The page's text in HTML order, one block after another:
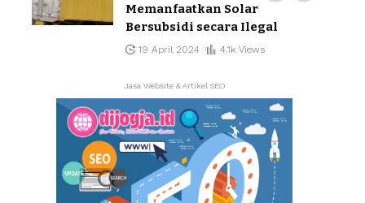
Memanfaatkan Solar
Bersubsidi secara Ilegal
19 April 2024 4.1k Views
Jasa Website & Artikel SEO